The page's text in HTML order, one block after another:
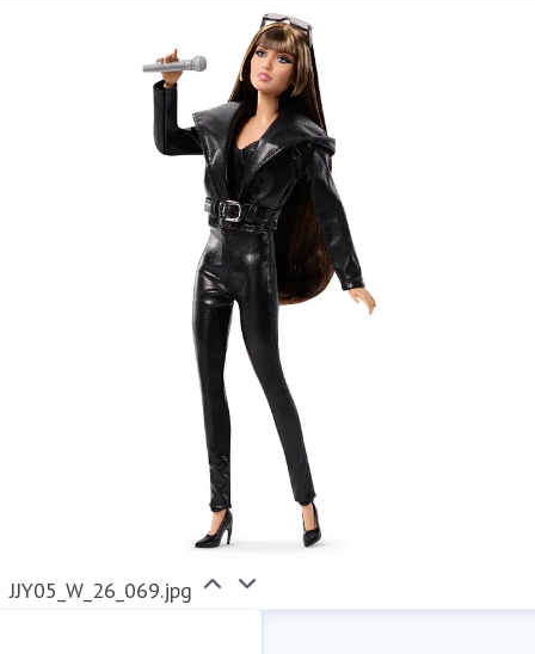
JJY05_W_26_069.jpg